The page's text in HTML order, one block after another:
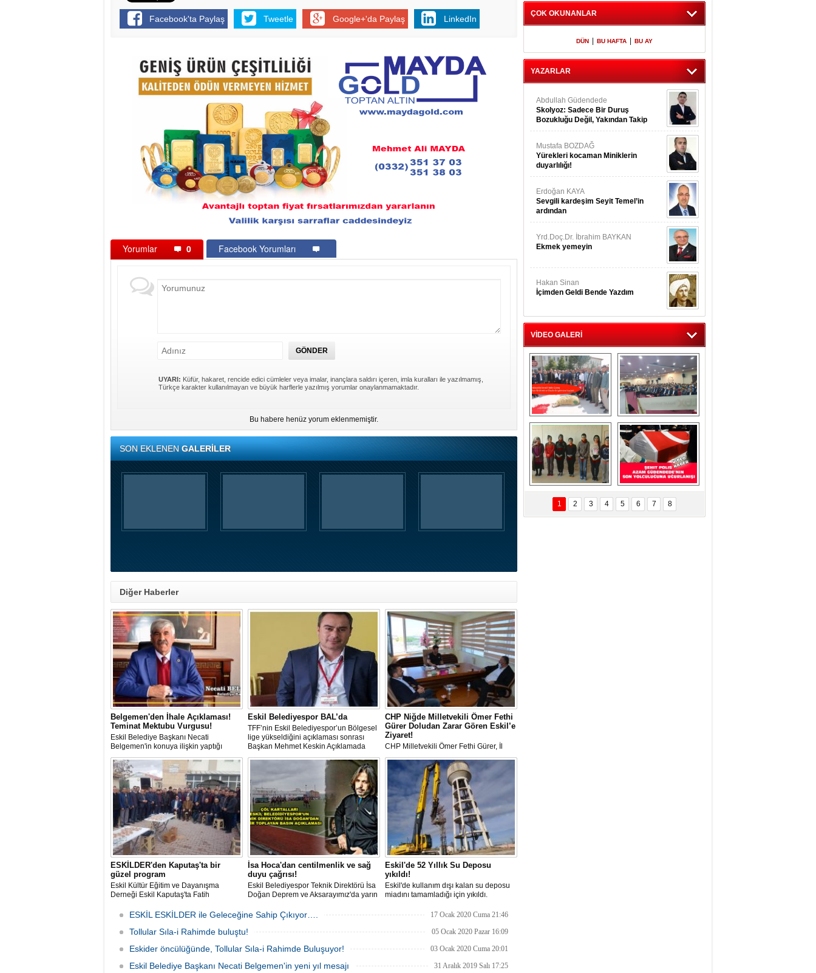
Facebook'ta Paylaş Tweetle Google+'da Paylaş LinkedIn
Yorumlar 0 Facebook Yorumları
UYARI: Küfür, hakaret, rencide edici cümleler veya imalar, inançlara saldırı içeren, imla kuralları ile yazılmamış,
Türkçe karakter kullanılmayan ve büyük harflerle yazılmış yorumlar onaylanmamaktadır.
Bu habere henüz yorum eklenmemiştir.
SON EKLENENGALERİLER
Diğer Haberler
Belgemen'den İhale Açıklaması!
Teminat Mektubu Vurgusu!
Eskil Belediye Başkanı Necati
Belgemen'in konuya ilişkin yaptığı
Eskil Belediyespor BAL’da
TFF’nin Eskil Belediyespor’un Bölgesel
lige yükseldiğini açıklaması sonrası
Başkan Mehmet Keskin Açıklamada
CHP Niğde Milletvekili Ömer Fethi
Gürer Doludan Zarar Gören Eskil’e
Ziyaret!
CHP Milletvekili Ömer Fethi Gürer, İl
Başkanı Ali Güç, İl Başkan yardımcıları
Eskil ilçemizde doludan zarar gören
köylerimizi ve Eskil Ziraat Odası başkanı
İbrahim Kırlı'yı ziyaret etti.
ESKİLDER'den Kaputaş'ta bir
güzel program
Eskil Kültür Eğitim ve Dayanışma
Derneği Eskil Kaputaş'ta Fatih
düzenlendi. Programda ebediyete
İsa Hoca'dan centilmenlik ve sağ
duyu çağrısı!
Eskil Belediyespor Teknik Direktörü İsa
Doğan Deprem ve Aksarayımız'da yarın
basın açıklaması yaptı.
Eskil'de 52 Yıllık Su Deposu
yıkıldı!
Eskil'de kullanım dışı kalan su deposu
miadını tamamladığı için yıkıldı.
ESKİL ESKİLDER ile Geleceğine Sahip Çıkıyor…. 17 Ocak 2020 Cuma 21:46
Tollular Sıla-i Rahimde buluştu! 05 Ocak 2020 Pazar 16:09
Eskider öncülüğünde, Tollular Sıla-i Rahimde Buluşuyor! 03 Ocak 2020 Cuma 20:01
Eskil Belediye Başkanı Necati Belgemen'in yeni yıl mesajı 31 Aralık 2019 Salı 17:25
ÇOK OKUNANLAR
DÜN BU HAFTA BU AY
YAZARLAR
Abdullah Güdendede
Skolyoz: Sadece Bir Duruş
Bozukluğu Değil, Yakından Takip
Gerekir
Mustafa BOZDAĞ
Yürekleri kocaman Miniklerin
duyarlılığı!
Erdoğan KAYA
Sevgili kardeşim Seyit Temel’in
ardından
Yrd.Doç.Dr. İbrahim BAYKAN
Ekmek yemeyin
Hakan Sinan
İçimden Geldi Bende Yazdım
VİDEO GALERİ
İsmail Hakkı
GÜNEŞ Kurban ve
Dualar ile görevi
devraldı...
Eskilliler Gecesi
programı
KONTV'de böyle
yer aldı....
Eskilder Gençlik
Kollarından 3 Aralık
Dünya Engelliler
Günü Ziyareti
Şehit Polisimiz Azam
Güdendede Son
Yolculuğuna
Uğurlanışı Video
1 2 3 4 5 6 7 8